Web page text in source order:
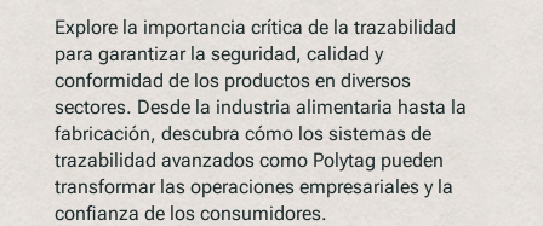
Explore la importancia crítica de la trazabilidad
para garantizar la seguridad, calidad y
conformidad de los productos en diversos
sectores. Desde la industria alimentaria hasta la
fabricación, descubra cómo los sistemas de
trazabilidad avanzados como Polytag pueden
transformar las operaciones empresariales y la
confianza de los consumidores.